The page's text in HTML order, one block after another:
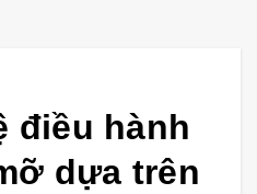
điều hành
dựa trên